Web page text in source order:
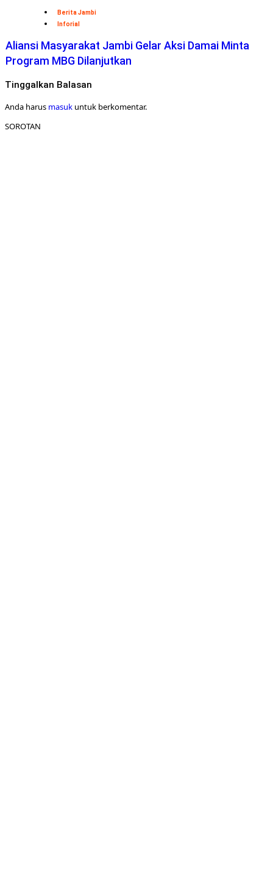
Berita Jambi
Inforial
Aliansi Masyarakat Jambi Gelar Aksi Damai Minta
Program MBG Dilanjutkan
Tinggalkan Balasan
Anda harus masuk untuk berkomentar.
SOROTAN